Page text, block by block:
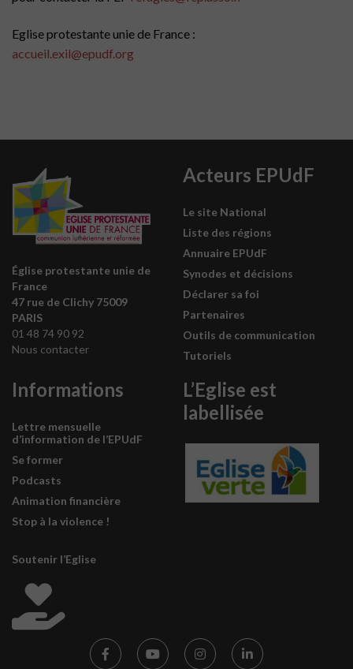
Eglise protestante unie de France :
accueil.exil@epudf.org
Église protestante unie de
France
47 rue de Clichy 75009
PARIS
01 48 74 90 92
Nous contacter
Acteurs EPUdF
Le site National
Liste des régions
Annuaire EPUdF
Synodes et décisions
Déclarer sa foi
Partenaires
Outils de communication
Tutoriels
Informations
Lettre mensuelle
d’information de l’EPUdF
Se former
Podcasts
Animation financière
Stop à la violence !
Soutenir l’Eglise
L’Eglise est
labellisée